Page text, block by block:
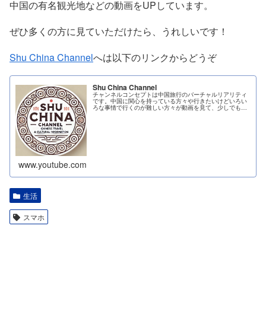
中国の有名観光地などの動画をUPしています。
ぜひ多くの方に見ていただけたら、うれしいです！
Shu China Channelへは以下のリンクからどうぞ
Shu China Channel
チャンネルコンセプトは中国旅行のバーチャルリアリティ
です。中国に関心を持っている方々や行きたいけどいろい
ろな事情で行くのが難しい方々が動画を見て、少しでも中
www.youtube.com
生活
スマホ